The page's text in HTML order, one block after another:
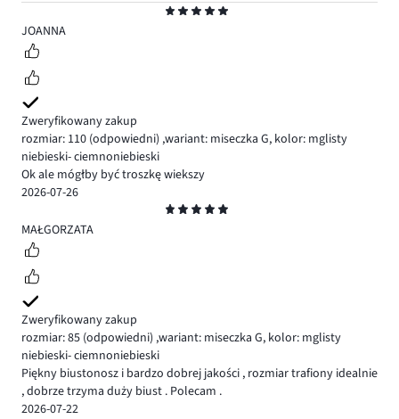
5
JOANNA
Zweryfikowany zakup
rozmiar: 110 (odpowiedni) ,wariant: miseczka G, kolor: mglisty
niebieski- ciemnoniebieski
Ok ale mógłby być troszkę wiekszy
2026-07-26
5
MAŁGORZATA
Zweryfikowany zakup
rozmiar: 85 (odpowiedni) ,wariant: miseczka G, kolor: mglisty
niebieski- ciemnoniebieski
Piękny biustonosz i bardzo dobrej jakości , rozmiar trafiony idealnie
, dobrze trzyma duży biust . Polecam .
2026-07-22